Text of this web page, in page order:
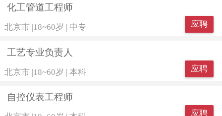
化工管道工程师
北京市 18~60岁 中专 应聘
工艺专业负责人
北京市 |18~60岁 | 本科 应聘
自控仪表工程师
应聘